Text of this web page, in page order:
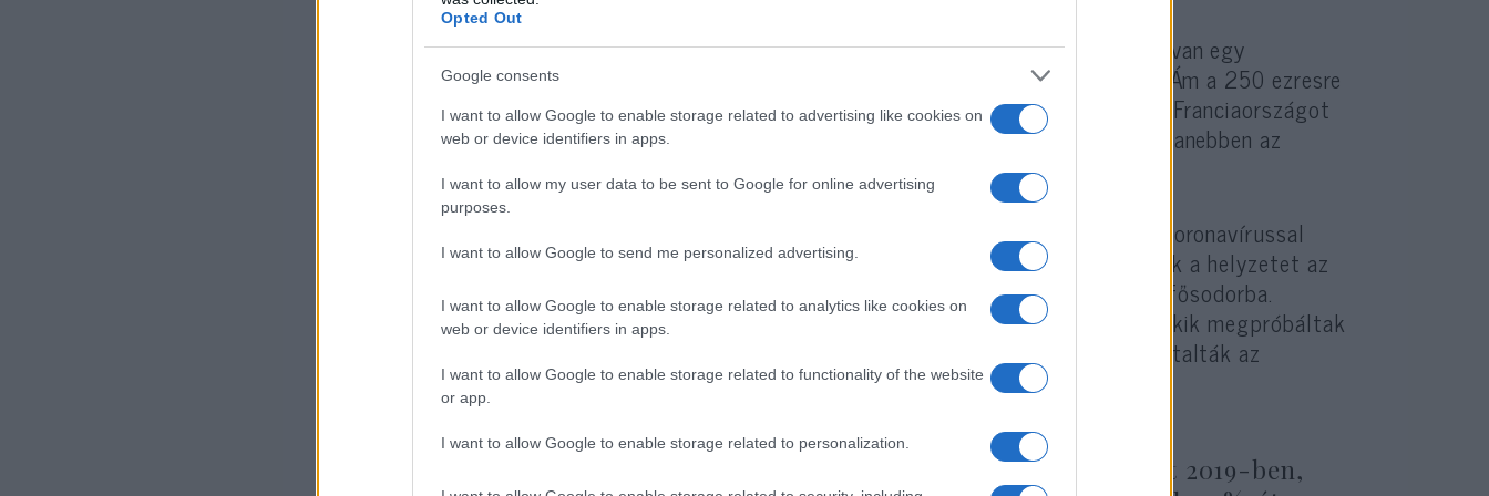
Opted Out
Google consents
I want to allow Google to enable storage related to advertising like cookies on
web or device identifiers in apps.
I want to allow my user data to be sent to Google for online advertising
purposes.
I want to allow Google to send me personalized advertising.
I want to allow Google to enable storage related to analytics like cookies on
web or device identifiers in apps.
I want to allow Google to enable storage related to functionality of the website
or app.
I want to allow Google to enable storage related to personalization.
A holokauszt óta a német zsidókban él egy hit, hogy mindig szükségük van egy
telepakolt bőröndre arra az esetre, ha a történelem ismételné önmagát. Ám a 250 ezresre
is becsült zsidó lakosságból csupán ezren mentek el Izraelbe 2014 óta. Franciaországot
például 27 ezer zsidó hagyta el antiszemitizmustól való félelmében ugyanebben az
időszakban.
Anetta Kahane, az Amadeu Antonio Alapítvány alapítója szerint most a koronavírussal
kapcsolatos összeesküvés-elméletek antiszemita vonatkozásai is rontják a helyzetet az
országban. Szerinte ez segítette a neonácikat, hogy be tudjanak törni a fősodorba.
Augusztusban egy tüntetés résztvevőinek soraiban neonácik is voltak, akik megpróbáltak
betörni a parlament épületébe. A volt NDK-ban különösen erősen tapasztalták az
antiszemitizmus térnyerését.
Az országban összesen 2032 antiszemita incidens történt 2019-ben,